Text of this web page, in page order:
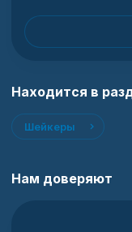
Находится в
Шейкеры
Нам доверяют